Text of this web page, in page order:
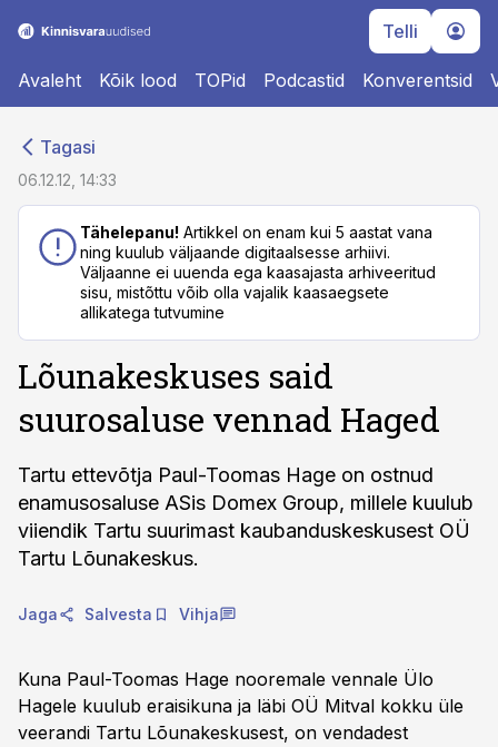
Telli
Avaleht Kõik lood TOPid Podcastid Konverentsid
Tagasi
06.12.12, 14:33
Tähelepanu! Artikkel on enam kui 5 aastat vana
ning kuulub väljaande digitaalsesse arhiivi.
Väljaanne ei uuenda ega kaasajasta arhiveeritud
sisu, mistõttu võib olla vajalik kaasaegsete
allikatega tutvumine
Lõunakeskuses said
suurosaluse vennad Haged
Tartu ettevõtja Paul-Toomas Hage on ostnud
enamusosaluse ASis Domex Group, millele kuulub
viiendik Tartu suurimast kaubanduskeskusest OÜ
Tartu Lõunakeskus.
Jaga Salvesta Vihja
Kuna Paul-Toomas Hage nooremale vennale Ülo
Hagele kuulub eraisikuna ja läbi OÜ Mitval kokku üle
veerandi Tartu Lõunakeskusest, on vendadest